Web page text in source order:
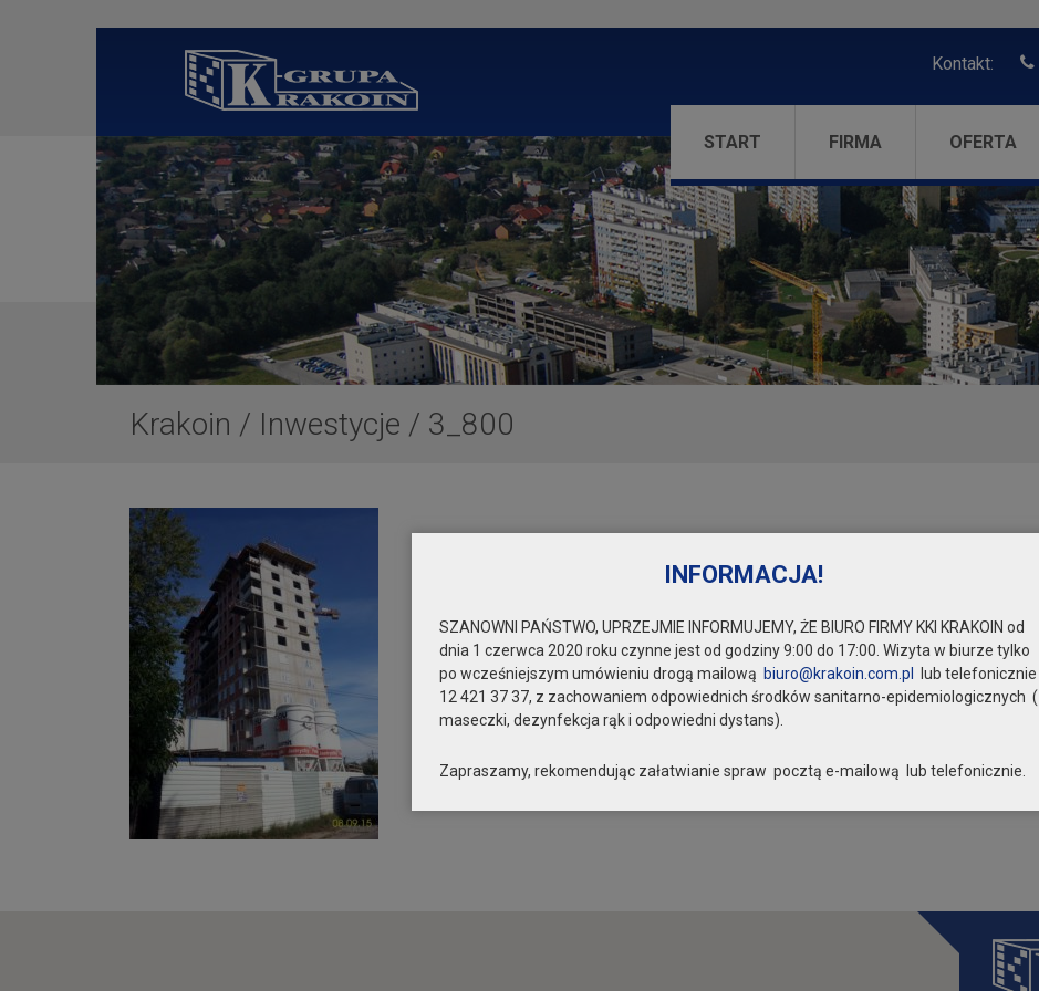
Kontakt:
START FIRMA OFERTA
Krakoin / Inwestycje / 3_800
INFORMACJA!
SZANOWNI PAŃSTWO, UPRZEJMIE INFORMUJEMY, ŻE BIURO FIRMY KKI KRAKOIN od
dnia 1 czerwca 2020 roku czynne jest od godziny 9:00 do 17:00. Wizyta w biurze tylko
po wcześniejszym umówieniu drogą mailową biuro@krakoin.com.pl lub telefonicznie
12 421 37 37, z zachowaniem odpowiednich środków sanitarno-epidemiologicznych (
maseczki, dezynfekcja rąk i odpowiedni dystans).
Zapraszamy, rekomendując załatwianie spraw pocztą e-mailową lub telefonicznie.